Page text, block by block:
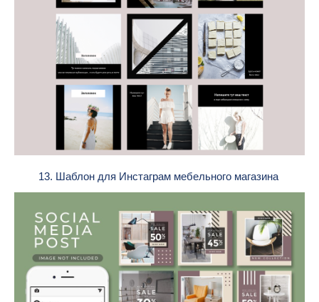
13. Шаблон для Инстаграм мебельного магазина